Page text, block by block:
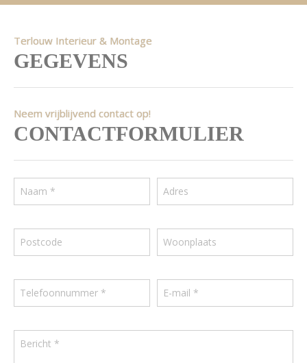
Terlouw Interieur & Montage
GEGEVENS
Neem vrijblijvend contact op!
CONTACTFORMULIER